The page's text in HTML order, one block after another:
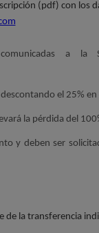
(pdf) con los
a la
el 25%
la pérdida del
y deben ser
la transferencia